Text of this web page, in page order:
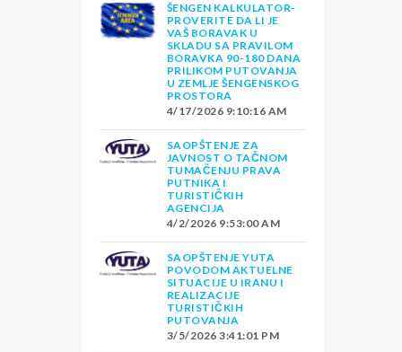
ŠENGEN KALKULATOR-
PROVERITE DA LI JE
VAŠ BORAVAK U
SKLADU SA PRAVILOM
BORAVKA 90-180 DANA
PRILIKOM PUTOVANJA
U ZEMLJE ŠENGENSKOG
PROSTORA
4/17/2026 9:10:16 AM
SAOPŠTENJE ZA
JAVNOST O TAČNOM
TUMAČENJU PRAVA
PUTNIKA I
TURISTIČKIH
AGENCIJA
4/2/2026 9:53:00 AM
SAOPŠTENJE YUTA
POVODOM AKTUELNE
SITUACIJE U IRANU I
REALIZACIJE
TURISTIČKIH
PUTOVANJA
3/5/2026 3:41:01 PM